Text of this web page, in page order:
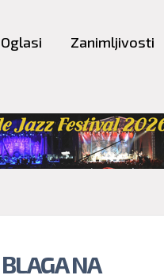
Zanimljivosti
NA